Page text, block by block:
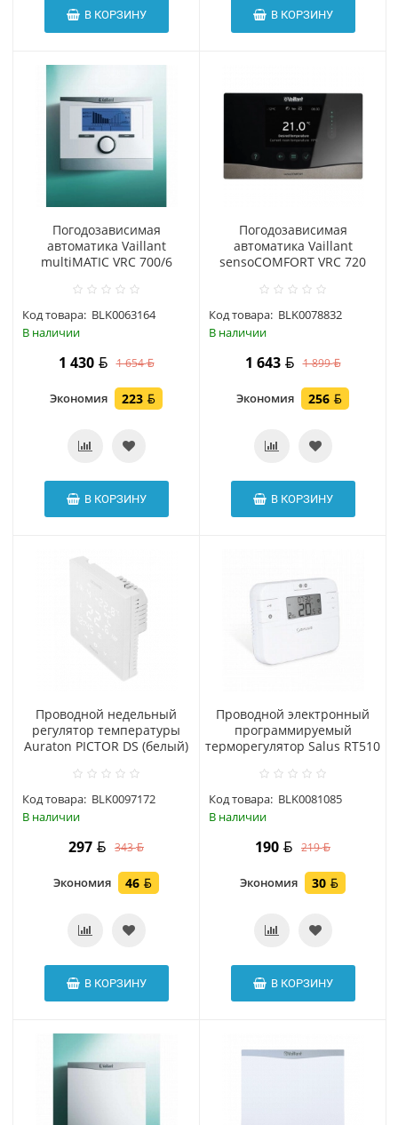
В КОРЗИНУ В КОРЗИНУ
Погодозависимая
автоматика Vaillant
multiMATIC VRC 700/6
Код товара: BLK0063164
В наличии
1 430 1 654
Экономия 223
В КОРЗИНУ
Погодозависимая
автоматика Vaillant
sensoCOMFORT VRC 720
Код товара: BLK0078832
В наличии
1 643 1 899
Экономия 256
В КОРЗИНУ
Проводной недельный
регулятор температуры
Auraton PICTOR DS (белый)
Код товара: BLK0097172
В наличии
297 343
Экономия 46
В КОРЗИНУ
Проводной электронный
программируемый
терморегулятор Salus RT510
Код товара: BLK0081085
В наличии
190 219
Экономия 30
В КОРЗИНУ